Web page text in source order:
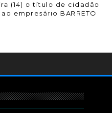
(14) o título de cidadão
empresário BARRETO